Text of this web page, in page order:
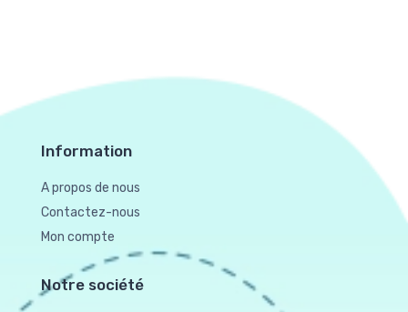
Information
A propos de nous
Contactez-nous
Mon compte
Notre société